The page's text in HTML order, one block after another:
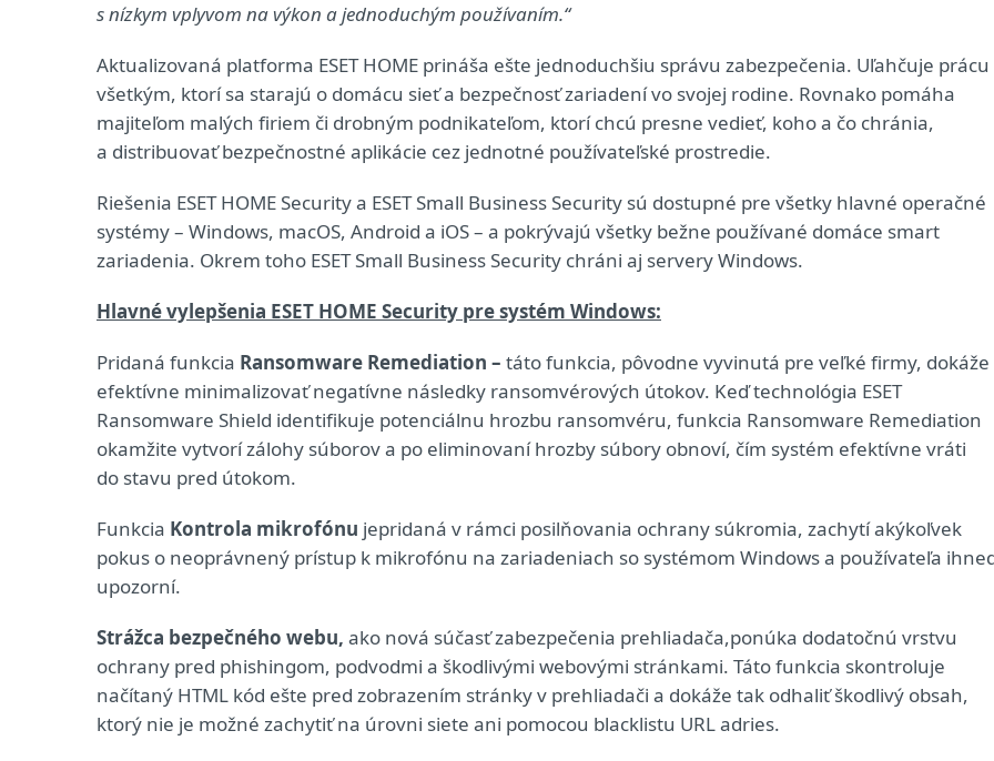
s nízkym vplyvom na výkon a jednoduchým používaním.“
Aktualizovaná platforma ESET HOME prináša ešte jednoduchšiu správu zabezpečenia. Uľahčuje prácu
všetkým, ktorí sa starajú o domácu sieť a bezpečnosť zariadení vo svojej rodine. Rovnako pomáha
majiteľom malých firiem či drobným podnikateľom, ktorí chcú presne vedieť, koho a čo chránia,
a distribuovať bezpečnostné aplikácie cez jednotné používateľské prostredie.
Riešenia ESET HOME Security a ESET Small Business Security sú dostupné pre všetky hlavné operačné
systémy – Windows, macOS, Android a iOS – a pokrývajú všetky bežne používané domáce smart
zariadenia. Okrem toho ESET Small Business Security chráni aj servery Windows.
Hlavné vylepšenia ESET HOME Security pre systém Windows:
Pridaná funkcia Ransomware Remediation – táto funkcia, pôvodne vyvinutá pre veľké firmy, dokáže
efektívne minimalizovať negatívne následky ransomvérových útokov. Keď technológia ESET
Ransomware Shield identifikuje potenciálnu hrozbu ransomvéru, funkcia Ransomware Remediation
okamžite vytvorí zálohy súborov a po eliminovaní hrozby súbory obnoví, čím systém efektívne vráti
do stavu pred útokom.
Funkcia Kontrola mikrofónu jepridaná v rámci posilňovania ochrany súkromia, zachytí akýkoľvek
pokus o neoprávnený prístup k mikrofónu na zariadeniach so systémom Windows a používateľa
upozorní.
Strážca bezpečného webu, ako nová súčasť zabezpečenia prehliadača,ponúka dodatočnú vrstvu
ochrany pred phishingom, podvodmi a škodlivými webovými stránkami. Táto funkcia skontroluje
načítaný HTML kód ešte pred zobrazením stránky v prehliadači a dokáže tak odhaliť škodlivý obsah,
ktorý nie je možné zachytiť na úrovni siete ani pomocou blacklistu URL adries.